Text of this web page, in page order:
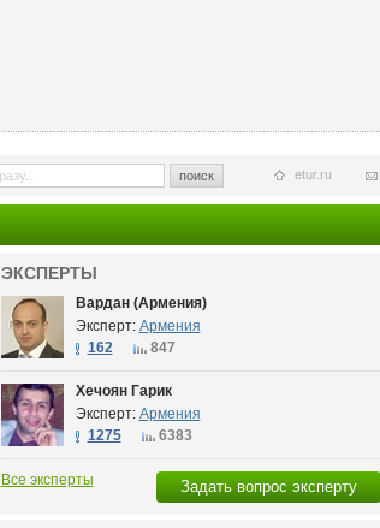
поиск etur.ru
ЭКСПЕРТЫ
Вардан (Армения)
Эксперт: Армения
162
847
Хечоян Гарик
Эксперт: Армения
1275
6383
Задать вопрос эксперту
Все эксперты